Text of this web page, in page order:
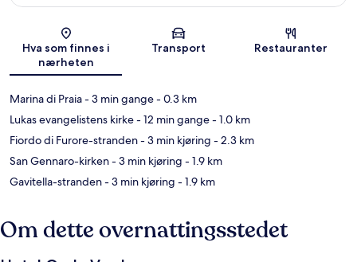
Kart
Hva som finnes i
nærheten
Transport Restauranter
Marina di Praia- 3 min gange- 0.3 km
Lukas evangelistens kirke- 12 min gange- 1.0 km
Fiordo di Furore-stranden- 3 min kjøring - 2.3 km
San Gennaro-kirken- 3 min kjøring - 1.9 km
Gavitella-stranden- 3 min kjøring - 1.9 km
Om dette overnattingsstedet